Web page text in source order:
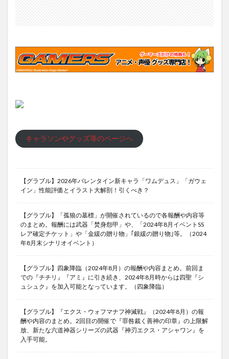
キャラソンやグッズ等のページへ
【グラブル】2026年バレンタイン新キャラ「ワムデュス」「ガウェ
イン」性能評価とイラスト大解剖！引くべき？
【グラブル】「孤狼の墓標」が開催されているので各報酬や内容等
のまとめ。報酬には武器「焚身怨甲」や、「2024年8月イベントSS
レア確定チケット」や「金緩の贈り物」｢銀緩の贈り物｣等。（2024
年8月末シナリオイベント）
【グラブル】四象降臨（2024年8月）の報酬や内容まとめ。前回ま
での『チチリ』『アミ』に引き続き、2024年8月時からは四聖『シ
ュシュク』を加入可能となっています。（四象降臨）
【グラブル】『エクス・ウォフマナフ神滅戦』（2024年8月）の報
酬や内容のまとめ。2回目の開催で『罪咎裁く善神の印章』の上限解
放、新たな六道神器シリーズの武器『神刃エクス・アシャワン』を
入手可能。